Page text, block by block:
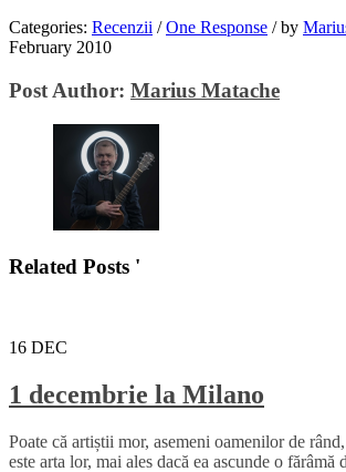
Categories: Recenzii / One Response /by
February 2010
Post Author: Marius Matache
Related Posts '
16 DEC
1 decembrie la Milano
Poate că artiștii mor, asemeni oamenilor de
este arta lor, mai ales dacă ea ascunde o fărâmă